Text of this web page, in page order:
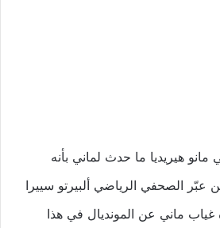
هيريديا ما حدث لماني بأنه
عبّر الصحفي الرياضي ألبيرتو سييرا
ماني عن المونديال في هذا